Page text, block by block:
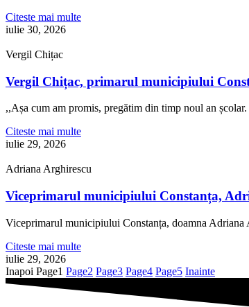
Citeste mai multe
iulie 30, 2026
Vergil Chițac
Vergil Chițac, primarul municipiului
,,Așa cum am promis, pregătim din timp noul an
Citeste mai multe
iulie 29, 2026
Adriana Arghirescu
Viceprimarul municipiului Constanța,
Viceprimarul municipiului Constanța, doamna
Citeste mai multe
iulie 29, 2026
Inapoi Page1 Page2 Page3 Page4 Page5 Inainte